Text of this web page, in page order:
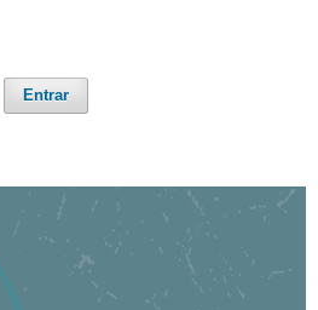
Entrar